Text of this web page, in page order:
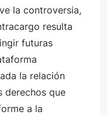
la controversia,
resulta
futuras
la relación
derechos que
a la